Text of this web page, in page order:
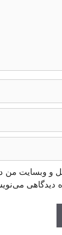
و وبسایت من
دیدگاهی